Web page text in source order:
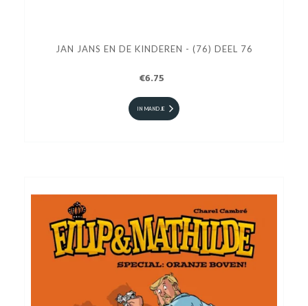
JAN JANS EN DE KINDEREN - (76) DEEL 76
€6.75
IN MANDJE